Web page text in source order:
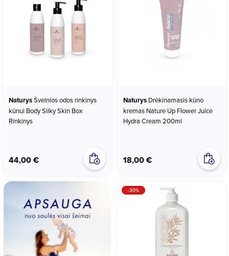
Naturys
kūnui Body Silky Skin Box
Rinkinys
44,00 €
Naturys
kremas Nature Up Flower Juice
Hydra Cream 200ml
18,00 €
-30%